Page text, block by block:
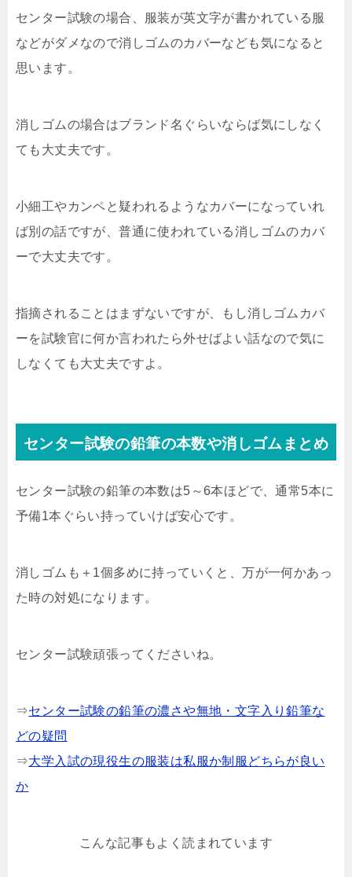
センター試験の場合、服装が英文字が書かれている服
などがダメなので消しゴムのカバーなども気になると
思います。
消しゴムの場合はブランド名ぐらいならば気にしなく
ても大丈夫です。
小細工やカンペと疑われるようなカバーになっていれ
ば別の話ですが、普通に使われている消しゴムのカバ
ーで大丈夫です。
指摘されることはまずないですが、もし消しゴムカバ
ーを試験官に何か言われたら外せばよい話なので気に
しなくても大丈夫ですよ。
センター試験の鉛筆の本数や消しゴムまとめ
センター試験の鉛筆の本数は5～6本ほどで、通常5本に
予備1本ぐらい持っていけば安心です。
消しゴムも＋1個多めに持っていくと、万が一何かあっ
た時の対処になります。
センター試験頑張ってくださいね。
⇒センター試験の鉛筆の濃さや無地・文字入り鉛筆な
どの疑問
⇒大学入試の現役生の服装は私服か制服どちらが良い
か
こんな記事もよく読まれています